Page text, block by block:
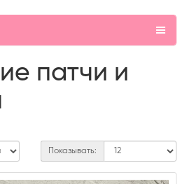
патчи и
Показывать: